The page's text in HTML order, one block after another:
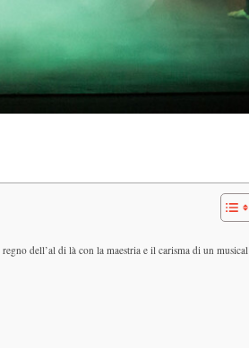
dell’al di là con la maestria e il carisma di un musical